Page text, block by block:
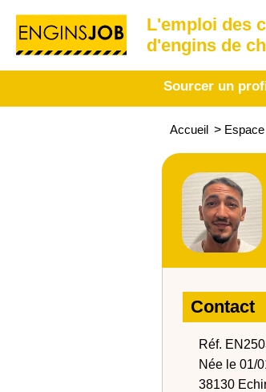
L'emploi des
d'engins de
Sourcer un
Accueil >
Contact
Réf.
Née le 01/
38130